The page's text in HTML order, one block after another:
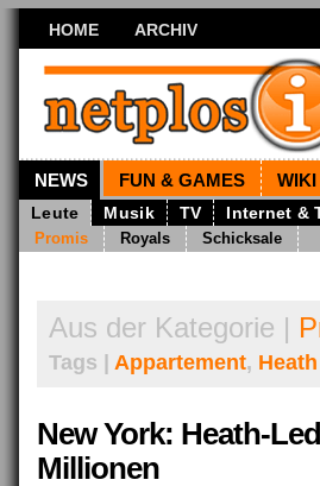
HOME ARCHIV
NEWS FUN & GAMES WIKI
Leute Musik TV Internet &
Promis Royals Schicksale
Aus der Kategorie |
Tags | Appartement,
New York: Heath-
Millionen